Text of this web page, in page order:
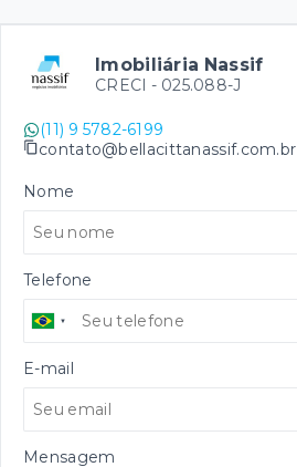
Imobiliária Nassif
CRECI - 025.088-J
(11) 9 5782-6199
contato@bellacittanassif.com.br
Nome
Telefone
E-mail
Mensagem